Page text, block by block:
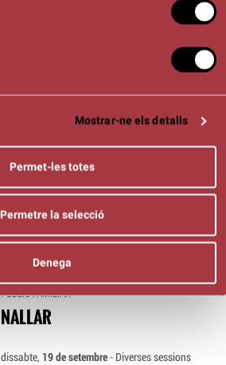
Mostrar-ne els detalls
Permet-les totes
Permetre la selecció
Denega
PÚBLIC FAMILIAR
TOC, TOC! QUI HI HA?
diumenge,30 d'agost
PÚBLIC FAMILIAR
NALLAR
dissabte,19 de setembre- Diverses sessions